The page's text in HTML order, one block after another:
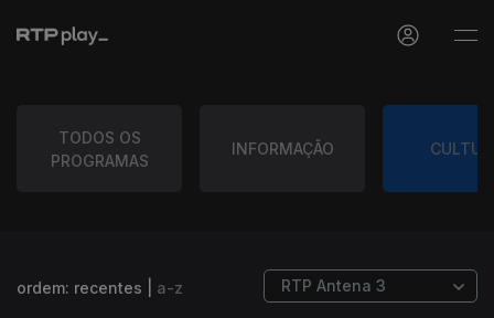
TODOS OS
PROGRAMAS
INFORMAÇÃO
ordem: recentes a-z